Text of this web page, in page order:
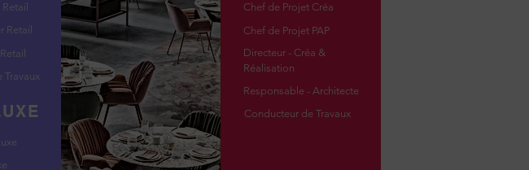
Retail
Travaux
Chef de Projet Créa
Chef de Projet PAP
Directeur - Créa &
Réalisation
Responsable - Architecte
Conducteur de Travaux